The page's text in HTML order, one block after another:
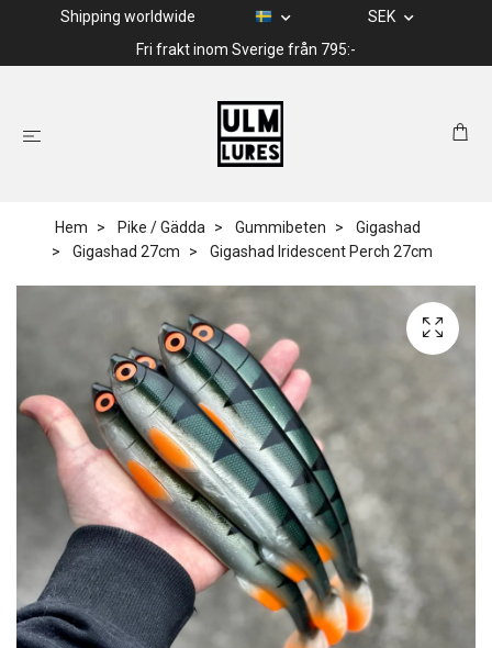
Shipping worldwide
SEK
Fri frakt inom Sverige från 795:-
Hem Pike / Gädda Gummibeten
Gigashad
Gigashad 27cm
Gigashad Iridescent Perch 27cm